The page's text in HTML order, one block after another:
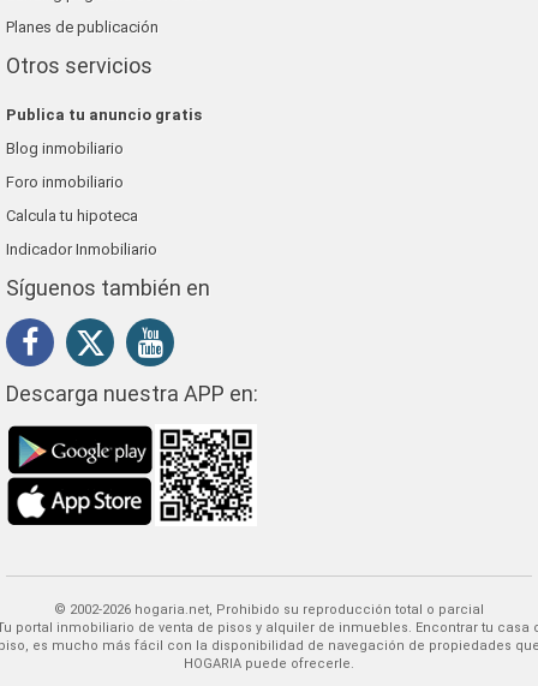
Planes de publicación
Otros servicios
Publica tu anuncio gratis
Blog inmobiliario
Foro inmobiliario
Calcula tu hipoteca
Indicador Inmobiliario
Síguenos también en
Descarga nuestra APP en:
© 2002-2026 hogaria.net, Prohibido su reproducción total o parcial
Encontrar tu casa o
es mucho más fácil con la disponibilidad de navegación de propiedades
HOGARIA puede ofrecerle.